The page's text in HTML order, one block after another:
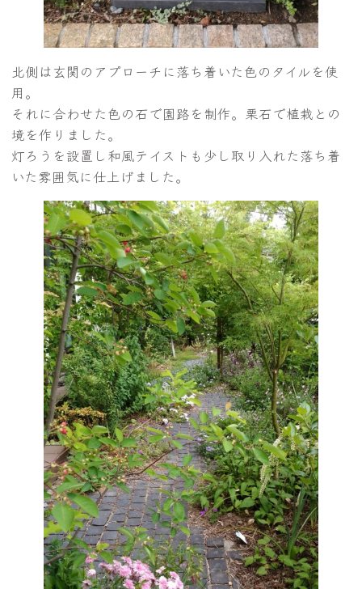
北側は玄関のアプローチに落ち着いた色のタイルを使
用。
それに合わせた色の石で園路を制作。栗石で植栽との
境を作りました。
灯ろうを設置し和風テイストも少し取り入れた落ち着
いた雰囲気に仕上げました。